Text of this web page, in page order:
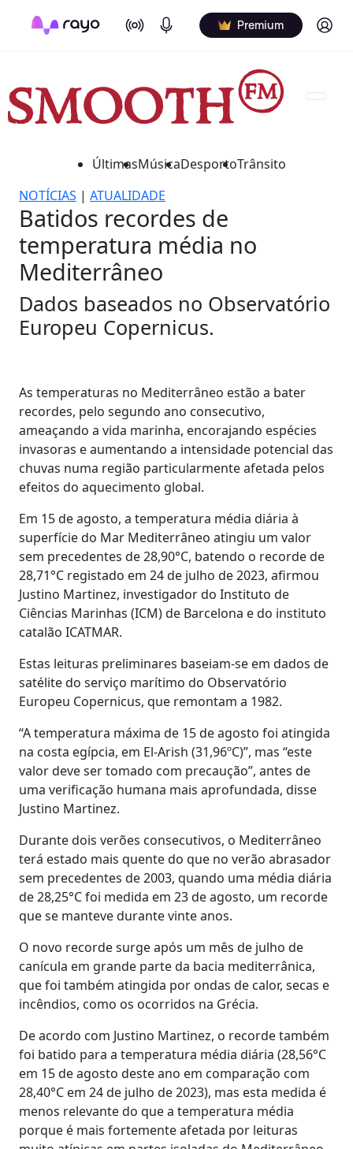
On Air Podcasts Premium Log in
ÚltimasMúsicaDesportoTrânsito
NOTÍCIAS | ATUALIDADE
Batidos recordes de
temperatura média no
Mediterrâneo
Dados baseados no Observatório
Europeu Copernicus.
As temperaturas no Mediterrâneo estão a bater
recordes, pelo segundo ano consecutivo,
ameaçando a vida marinha, encorajando espécies
invasoras e aumentando a intensidade potencial das
chuvas numa região particularmente afetada pelos
efeitos do aquecimento global.
Em 15 de agosto, a temperatura média diária à
superfície do Mar Mediterrâneo atingiu um valor
sem precedentes de 28,90°C, batendo o recorde de
28,71°C registado em 24 de julho de 2023, afirmou
Justino Martinez, investigador do Instituto de
Ciências Marinhas (ICM) de Barcelona e do instituto
catalão ICATMAR.
Estas leituras preliminares baseiam-se em dados de
satélite do serviço marítimo do Observatório
Europeu Copernicus, que remontam a 1982.
“A temperatura máxima de 15 de agosto foi atingida
na costa egípcia, em El-Arish (31,96ºC)”, mas “este
valor deve ser tomado com precaução”, antes de
uma verificação humana mais aprofundada, disse
Justino Martinez.
Durante dois verões consecutivos, o Mediterrâneo
terá estado mais quente do que no verão abrasador
sem precedentes de 2003, quando uma média diária
de 28,25°C foi medida em 23 de agosto, um recorde
que se manteve durante vinte anos.
O novo recorde surge após um mês de julho de
canícula em grande parte da bacia mediterrânica,
que foi também atingida por ondas de calor, secas e
incêndios, como os ocorridos na Grécia.
De acordo com Justino Martinez, o recorde também
foi batido para a temperatura média diária (28,56°C
em 15 de agosto deste ano em comparação com
28,40°C em 24 de julho de 2023), mas esta medida é
menos relevante do que a temperatura média
porque é mais fortemente afetada por leituras